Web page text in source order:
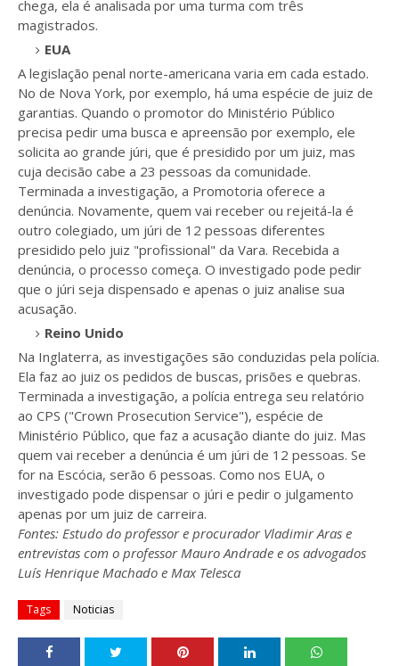
chega, ela é analisada por uma turma com três
magistrados.
EUA
A legislação penal norte-americana varia em cada estado.
No de Nova York, por exemplo, há uma espécie de juiz de
garantias. Quando o promotor do Ministério Público
precisa pedir uma busca e apreensão por exemplo, ele
solicita ao grande júri, que é presidido por um juiz, mas
cuja decisão cabe a 23 pessoas da comunidade.
Terminada a investigação, a Promotoria oferece a
denúncia. Novamente, quem vai receber ou rejeitá-la é
outro colegiado, um júri de 12 pessoas diferentes
presidido pelo juiz "profissional" da Vara. Recebida a
denúncia, o processo começa. O investigado pode pedir
que o júri seja dispensado e apenas o juiz analise sua
acusação.
Reino Unido
Na Inglaterra, as investigações são conduzidas pela polícia.
Ela faz ao juiz os pedidos de buscas, prisões e quebras.
Terminada a investigação, a polícia entrega seu relatório
ao CPS ("Crown Prosecution Service"), espécie de
Ministério Público, que faz a acusação diante do juiz. Mas
quem vai receber a denúncia é um júri de 12 pessoas. Se
for na Escócia, serão 6 pessoas. Como nos EUA, o
investigado pode dispensar o júri e pedir o julgamento
apenas por um juiz de carreira.
Fontes: Estudo do professor e procurador Vladimir Aras e
entrevistas com o professor Mauro Andrade e os advogados
Luís Henrique Machado e Max Telesca
Tags Noticias